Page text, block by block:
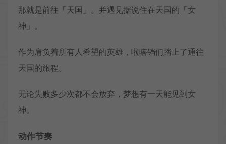
那就是前往「天国」。并遇见据说住在天国的「女
神」。
作为肩负着所有人希望的英雄，啦嗒铛们踏上了通往
天国的旅程。
无论失败多少次都不会放弃，梦想有一天能见到女
神。
动作节奏